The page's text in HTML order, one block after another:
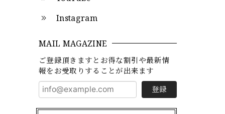
Instagram
MAIL MAGAZINE
ご登録頂きますとお得な割引や最新情
報をお受取りすることが出来ます
登録